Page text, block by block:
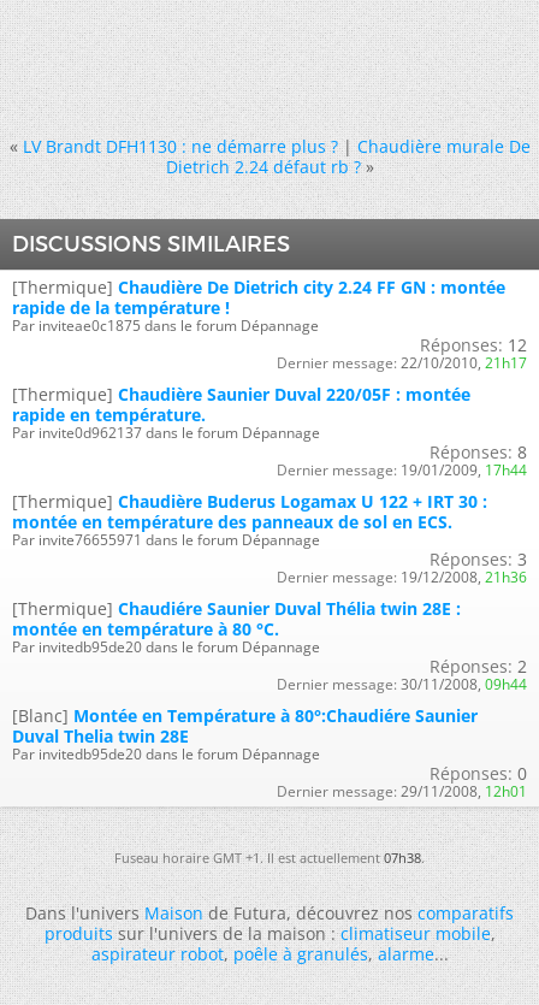
« LV Brandt DFH1130 : ne démarre plus ?|Chaudière murale De
Dietrich 2.24 défaut rb ? »
DISCUSSIONS SIMILAIRES
[Thermique] Chaudière De Dietrich city 2.24 FF GN : montée
rapide de la température !
Par inviteae0c1875 dans le forum Dépannage
Réponses: 12
Dernier message: 22/10/2010, 21h17
[Thermique] Chaudière Saunier Duval 220/05F : montée
rapide en température.
Par invite0d962137 dans le forum Dépannage
Réponses: 8
Dernier message: 19/01/2009, 17h44
[Thermique] Chaudière Buderus Logamax U 122 + IRT 30 :
montée en température des panneaux de sol en ECS.
Par invite76655971 dans le forum Dépannage
Réponses: 3
Dernier message: 19/12/2008, 21h36
[Thermique] Chaudiére Saunier Duval Thélia twin 28E :
montée en température à 80 °C.
Par invitedb95de20 dans le forum Dépannage
Réponses: 2
Dernier message: 30/11/2008, 09h44
[Blanc] Montée en Température à 80°:Chaudiére Saunier
Duval Thelia twin 28E
Par invitedb95de20 dans le forum Dépannage
Réponses: 0
Dernier message: 29/11/2008, 12h01
Fuseau horaire GMT +1. Il est actuellement07h38.
Dans l'universMaisonde Futura, découvrez noscomparatifs
produitssur l'univers de la maison :climatiseur mobile,
aspirateur robot,poêle à granulés,alarme...